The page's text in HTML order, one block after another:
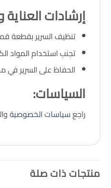
إرشادات
تنظيف السرير بقطعة
تجنب استخدام المواد
الحفاظ على السرير
السياسات:
راجعسياسات الخصوصية
منتجات ذات صلة